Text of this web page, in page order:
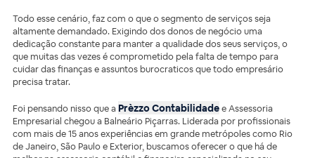
Todo esse cenário, faz com o que o segmento de serviços seja
altamente demandado. Exigindo dos donos de negócio uma
dedicação constante para manter a qualidade dos seus serviços, o
que muitas das vezes é comprometido pela falta de tempo para
cuidar das finanças e assuntos burocraticos que todo empresário
precisa tratar.
Foi pensando nisso que a Prèzzo Contabilidadee Assessoria
Empresarial chegou a Balneário Piçarras. Liderada por profissionais
com mais de 15 anos experiências em grande metrópoles como Rio
de Janeiro, São Paulo e Exterior, buscamos oferecer o que há de